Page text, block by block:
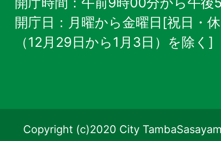
開庁日：月曜から金曜日[祝日・
（12月29日から1月3日）を除く]
Copyright (c)2020 City